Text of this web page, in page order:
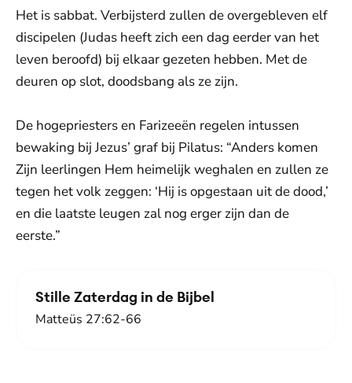
Het is sabbat. Verbijsterd zullen de overgebleven elf
discipelen (Judas heeft zich een dag eerder van het
leven beroofd) bij elkaar gezeten hebben. Met de
deuren op slot, doodsbang als ze zijn.
De hogepriesters en Farizeeën regelen intussen
bewaking bij Jezus’ graf bij Pilatus: “Anders komen
Zijn leerlingen Hem heimelijk weghalen en zullen ze
tegen het volk zeggen: ‘Hij is opgestaan uit de dood,’
en die laatste leugen zal nog erger zijn dan de
eerste.”
Stille Zaterdag in de Bijbel
Matteüs 27:62-66